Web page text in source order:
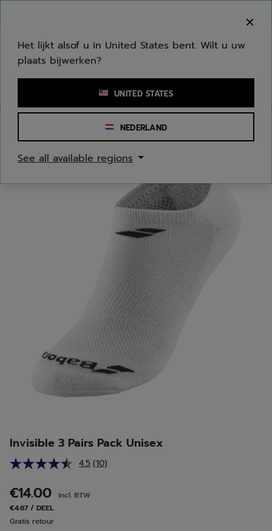
Een zoekwoord of een artikelnummer invoeren
Invisible 3 Pairs Pack Unisex
4.5 Lees
(10)
€14.00
incl. BTW
€4.67 / DEEL
Gratis retour
Het lijkt alsof u in United States bent. Wilt u uw
plaats bijwerken?
UNITED STATES
NEDERLAND
See all available regions